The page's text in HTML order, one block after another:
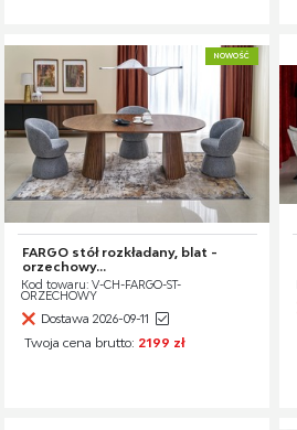
NOWOŚĆ
FARGO stół rozkładany, blat -
orzechowy...
Kod towaru: V-CH-FARGO-ST-
ORZECHOWY
Dostawa 2026-09-11
Twoja cena brutto: 2199 zł